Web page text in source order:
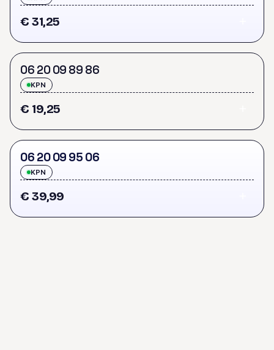
€ 31,25
06 2009 89 86
KPN
€ 19,25
06 2009 95 06
KPN
€ 39,99